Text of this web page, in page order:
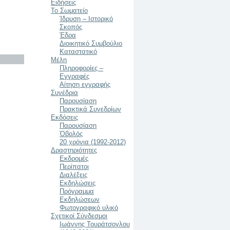
Ειδήσεις
Το Σωματείο
Ίδρυση – Ιστορικό
Σκοπός
Έδρα
Διοικητικό Συμβούλιο
Καταστατικό
Μέλη
Πληροφορίες –
Εγγραφές
Αίτηση εγγραφής
Συνέδρια
Παρουσίαση
Πρακτικά Συνεδρίων
Εκδόσεις
Παρουσίαση
Ὀβολός
20 χρόνια (1992-2012)
Δραστηριότητες
Εκδρομές
Περίπατοι
Διαλέξεις
Εκδηλώσεις
Πρόγραμμα
Εκδηλώσεων
Φωτογραφικό υλικό
Σχετικοί Σύνδεσμοι
Ιωάννης Τουράτσογλου